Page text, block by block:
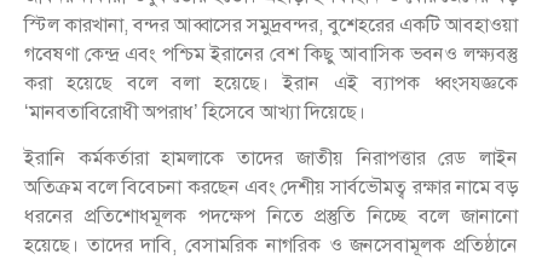
স্টিল কারখানা, বন্দর আব্বাসের সমুদ্রবন্দর, বুশেহরের একটি আবহাওয়া
গবেষণা কেন্দ্র এবং পশ্চিম ইরানের বেশ কিছু আবাসিক ভবনও লক্ষ্যবস্তু
করা হয়েছে বলে বলা হয়েছে। ইরান এই ব্যাপক ধ্বংসযজ্ঞকে
‘মানবতাবিরোধী অপরাধ’ হিসেবে আখ্যা দিয়েছে।
ইরানি কর্মকর্তারা হামলাকে তাদের জাতীয় নিরাপত্তার রেড লাইন
অতিক্রম বলে বিবেচনা করছেন এবং দেশীয় সার্বভৌমত্ব রক্ষার নামে বড়
ধরনের প্রতিশোধমূলক পদক্ষেপ নিতে প্রস্তুতি নিচ্ছে বলে জানানো
হয়েছে। তাদের দাবি, বেসামরিক নাগরিক ও জনসেবামূলক প্রতিষ্ঠানে